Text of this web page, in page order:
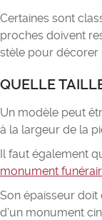
Certaines sont
proches doivent
stèle pour décorer
QUELLE
Un modèle peut
à la largeur de la
Il faut également
monument
Son épaisseur
d’un monument